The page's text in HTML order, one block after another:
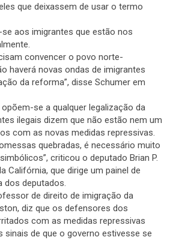
que deixassem de usar o termo
aos imigrantes que estão nos
convencer o povo norte-
haverá novas ondas de imigrantes
da reforma”, disse Schumer em
se a qualquer legalização da
ilegais dizem que não estão nem um
com as novas medidas repressivas.
quebradas, é necessário muito
criticou o deputado Brian P.
Califórnia, que dirige um painel de
dos deputados.
de direito de imigração da
diz que os defensores dos
com as medidas repressivas
sinais de que o governo estivesse se